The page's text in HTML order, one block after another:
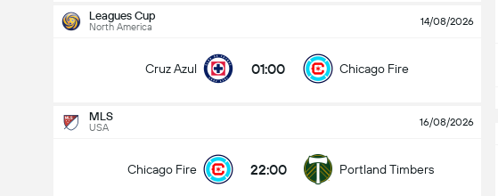
Leagues Cup
North America 14/08/2026
Cruz Azul 01:00 Chicago Fire
MLS
USA 16/08/2026
Chicago Fire 22:00 Portland Timbers
00:00 Santos Laguna